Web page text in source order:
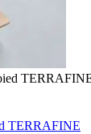
TERRAFINE